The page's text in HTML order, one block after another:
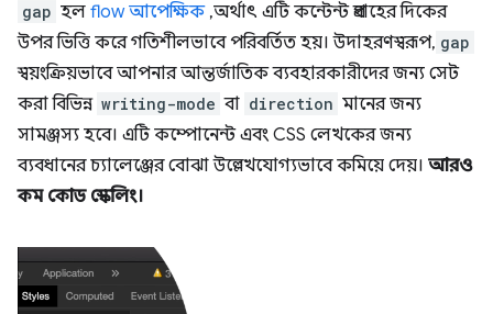
gap হল flow আপেক্ষিক, অর্থাৎ এটি কন্টেন্ট প্রবাহের দিকের
উপর ভিত্তি করে গতিশীলভাবে পরিবর্তিত হয়। উদাহরণস্বরূপ, gap
স্বয়ংক্রিয়ভাবে আপনার আন্তর্জাতিক ব্যবহারকারীদের জন্য সেট
করা বিভিন্ন writing-mode বা direction মানের জন্য
সামঞ্জস্য হবে। এটি কম্পোনেন্ট এবং CSS লেখকের জন্য
ব্যবধানের চ্যালেঞ্জের বোঝা উল্লেখযোগ্যভাবে কমিয়ে দেয়। আরও
কম কোড স্কেলিং।